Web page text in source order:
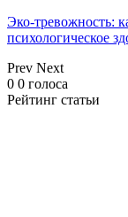
Эко-тревожность:
психологическое
Prev Next
0 0 голоса
Рейтинг статьи